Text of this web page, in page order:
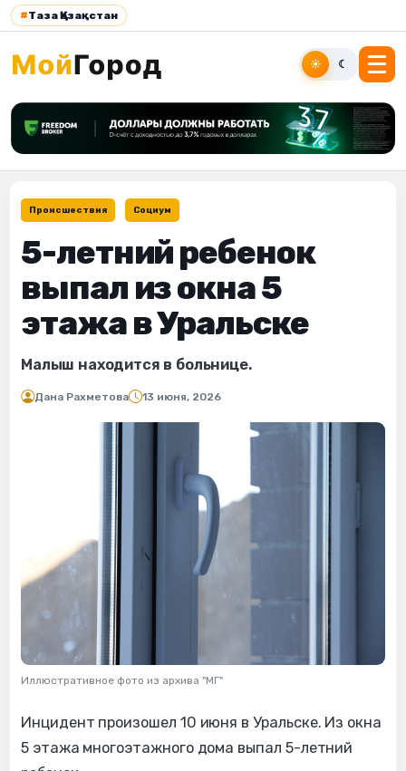
#Таза Қазақстан
☀ ☾
Происшествия Социум
5-летний ребенок
выпал из окна 5
этажа в Уральске
Малыш находится в больнице.
Дана Рахметова 13 июня, 2026
Иллюстративное фото из архива "МГ"
Инцидент произошел 10 июня в Уральске. Из окна
5 этажа многоэтажного дома выпал 5-летний